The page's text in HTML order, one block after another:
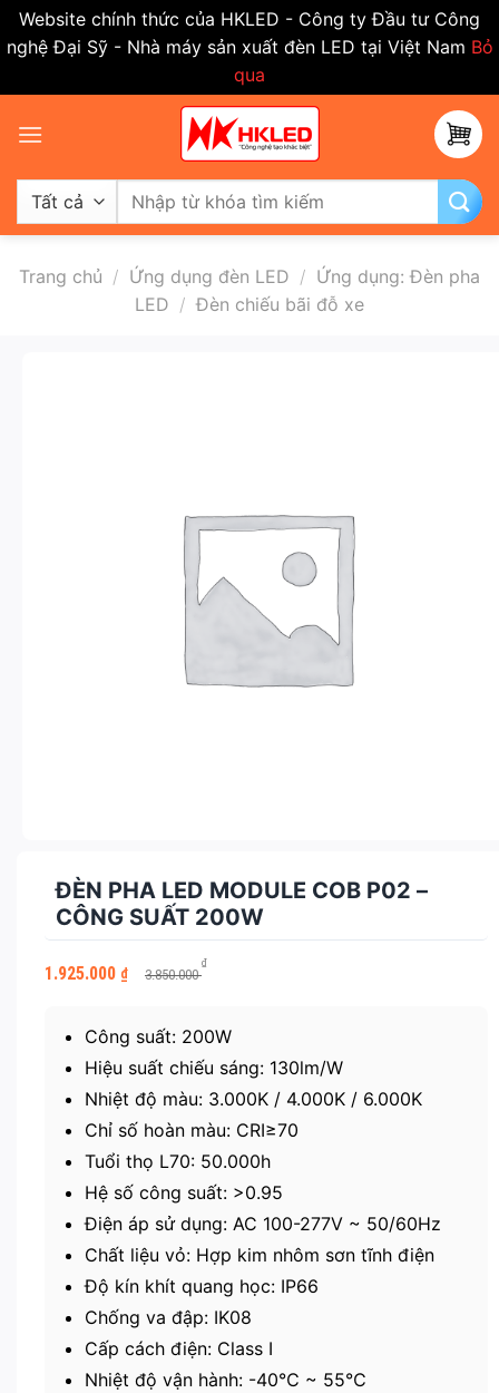
Website chính thức của HKLED - Công ty Đầu tư Công
nghệ Đại Sỹ - Nhà máy sản xuất đèn LED tại Việt Nam Bỏ
qua
qua
dung
Tìm
kiếm:
Trang chủ / Ứng dụng đèn LED / Ứng dụng: Đèn pha
LED / Đèn chiếu bãi đỗ xe
ĐÈN PHA LED MODULE COB P02 –
CÔNG SUẤT 200W
3.850.000
₫
Giá
gốc
1.925.000 ₫
Giá
hiện
1.925.000 ₫.
Công suất: 200W
Hiệu suất chiếu sáng: 130lm/W
Nhiệt độ màu: 3.000K / 4.000K / 6.000K
Chỉ số hoàn màu: CRI≥70
Tuổi thọ L70: 50.000h
Hệ số công suất: >0.95
Điện áp sử dụng: AC 100-277V ~ 50/60Hz
Chất liệu vỏ: Hợp kim nhôm sơn tĩnh điện
Độ kín khít quang học: IP66
Chống va đập: IK08
Cấp cách điện: Class I
Nhiệt độ vận hành: -40℃ ~ 55℃